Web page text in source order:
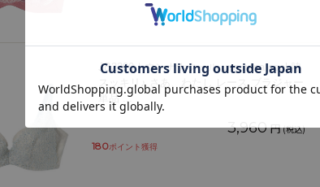
JB2300｜ウンナナクール une nana cool 脇
スッキリ♪ さあ、わたし レース ブラジャー
単品 ...
3,960 円(税込)
180ポイント獲得